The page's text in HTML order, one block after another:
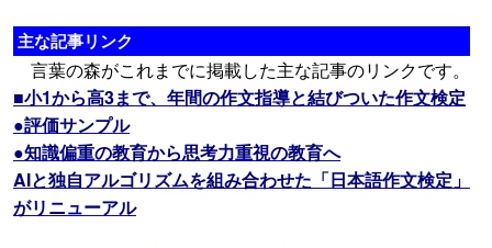
主な記事リンク
言葉の森がこれまでに掲載した主な記事のリンクです。
■小1から高3まで、年間の作文指導と結びついた作文検定
●評価サンプル
●知識偏重の教育から思考力重視の教育へ
AIと独自アルゴリズムを組み合わせた「日本語作文検定」
がリニューアル